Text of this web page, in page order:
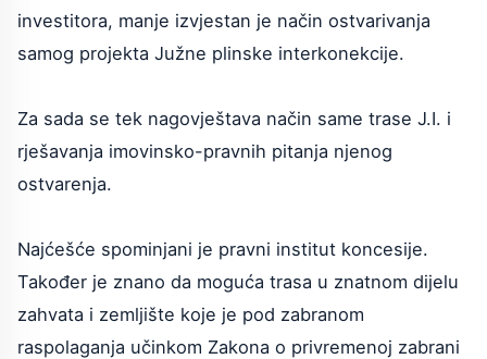
investitora, manje izvjestan je način ostvarivanja
samog projekta Južne plinske interkonekcije.
Za sada se tek nagovještava način same trase J.I. i
rješavanja imovinsko-pravnih pitanja njenog
ostvarenja.
Najćešće spominjani je pravni institut koncesije.
Također je znano da moguća trasa u znatnom dijelu
zahvata i zemljište koje je pod zabranom
raspolaganja učinkom Zakona o privremenoj zabrani